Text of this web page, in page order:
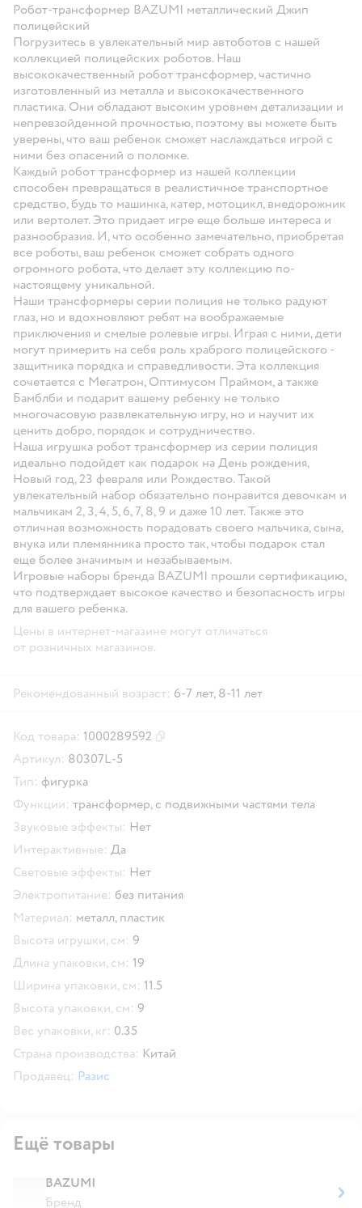
Робот-трансформер BAZUMI металлический Джип
полицейский
Погрузитесь в увлекательный мир автоботов с нашей
коллекцией полицейских роботов. Наш
высококачественный робот трансформер, частично
изготовленный из металла и высококачественного
пластика. Они обладают высоким уровнем детализации и
непревзойденной прочностью, поэтому вы можете быть
уверены, что ваш ребенок сможет наслаждаться игрой с
ними без опасений о поломке.
Каждый робот трансформер из нашей коллекции
способен превращаться в реалистичное транспортное
средство, будь то машинка, катер, мотоцикл, внедорожник
или вертолет. Это придает игре еще больше интереса и
разнообразия. И, что особенно замечательно, приобретая
все роботы, ваш ребенок сможет собрать одного
огромного робота, что делает эту коллекцию по-
настоящему уникальной.
Наши трансформеры серии полиция не только радуют
глаз, но и вдохновляют ребят на воображаемые
приключения и смелые ролевые игры. Играя с ними, дети
могут примерить на себя роль храброго полицейского -
защитника порядка и справедливости. Эта коллекция
сочетается с Мегатрон, Оптимусом Праймом, а также
Бамблби и подарит вашему ребенку не только
многочасовую развлекательную игру, но и научит их
ценить добро, порядок и сотрудничество.
Наша игрушка робот трансформер из серии полиция
идеально подойдет как подарок на День рождения,
Новый год, 23 февраля или Рождество. Такой
увлекательный набор обязательно понравится девочкам и
мальчикам 2, 3, 4, 5, 6, 7, 8, 9 и даже 10 лет. Также это
отличная возможность порадовать своего мальчика, сына,
внука или племянника просто так, чтобы подарок стал
еще более значимым и незабываемым.
Игровые наборы бренда ВAZUMI прошли сертификацию,
что подтверждает высокое качество и безопасность игры
для вашего ребенка.
Цены в интернет-магазине могут отличаться
от розничных магазинов.
Рекомендованный возраст: 6-7 лет, 8-11 лет
Код товара: 1000289592
Артикул: 80307L-5
Тип: фигурка
Функции: трансформер, с подвижными частями тела
Звуковые эффекты: Нет
Интерактивные: Да
Световые эффекты: Нет
Электропитание: без питания
Материал: металл, пластик
Высота игрушки, см: 9
Длина упаковки, см: 19
Ширина упаковки, см: 11.5
Высота упаковки, см: 9
Вес упаковки, кг: 0.35
Страна производства: Китай
Продавец: Разис
Ещё товары
BAZUMI
Бренд